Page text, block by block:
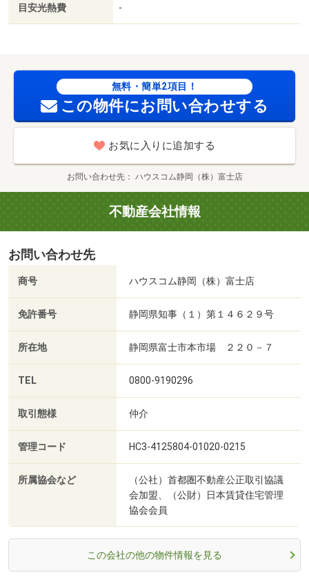
士根郵便局（郵便局）まで７００ｍ／セブンイレブン富士
目安光熱費 -
無料・簡単2項目！
この物件にお問い合わせする
お気に入りに追加する
お問い合わせ先 ハウスコム静岡（株）富士店
不動産会社情報
お問い合わせ先
商号 ハウスコム静岡（株）富士店
免許番号 静岡県知事（１）第１４６２９号
所在地 静岡県富士市本市場 ２２０－７
TEL 0800-9190296
取引態様 仲介
管理コード HC3-4125804-01020-0215
所属協会など
（公社）首都圏不動産公正取引協議
会加盟、（公財）日本賃貸住宅管理
協会会員
この会社の他の物件情報を見る